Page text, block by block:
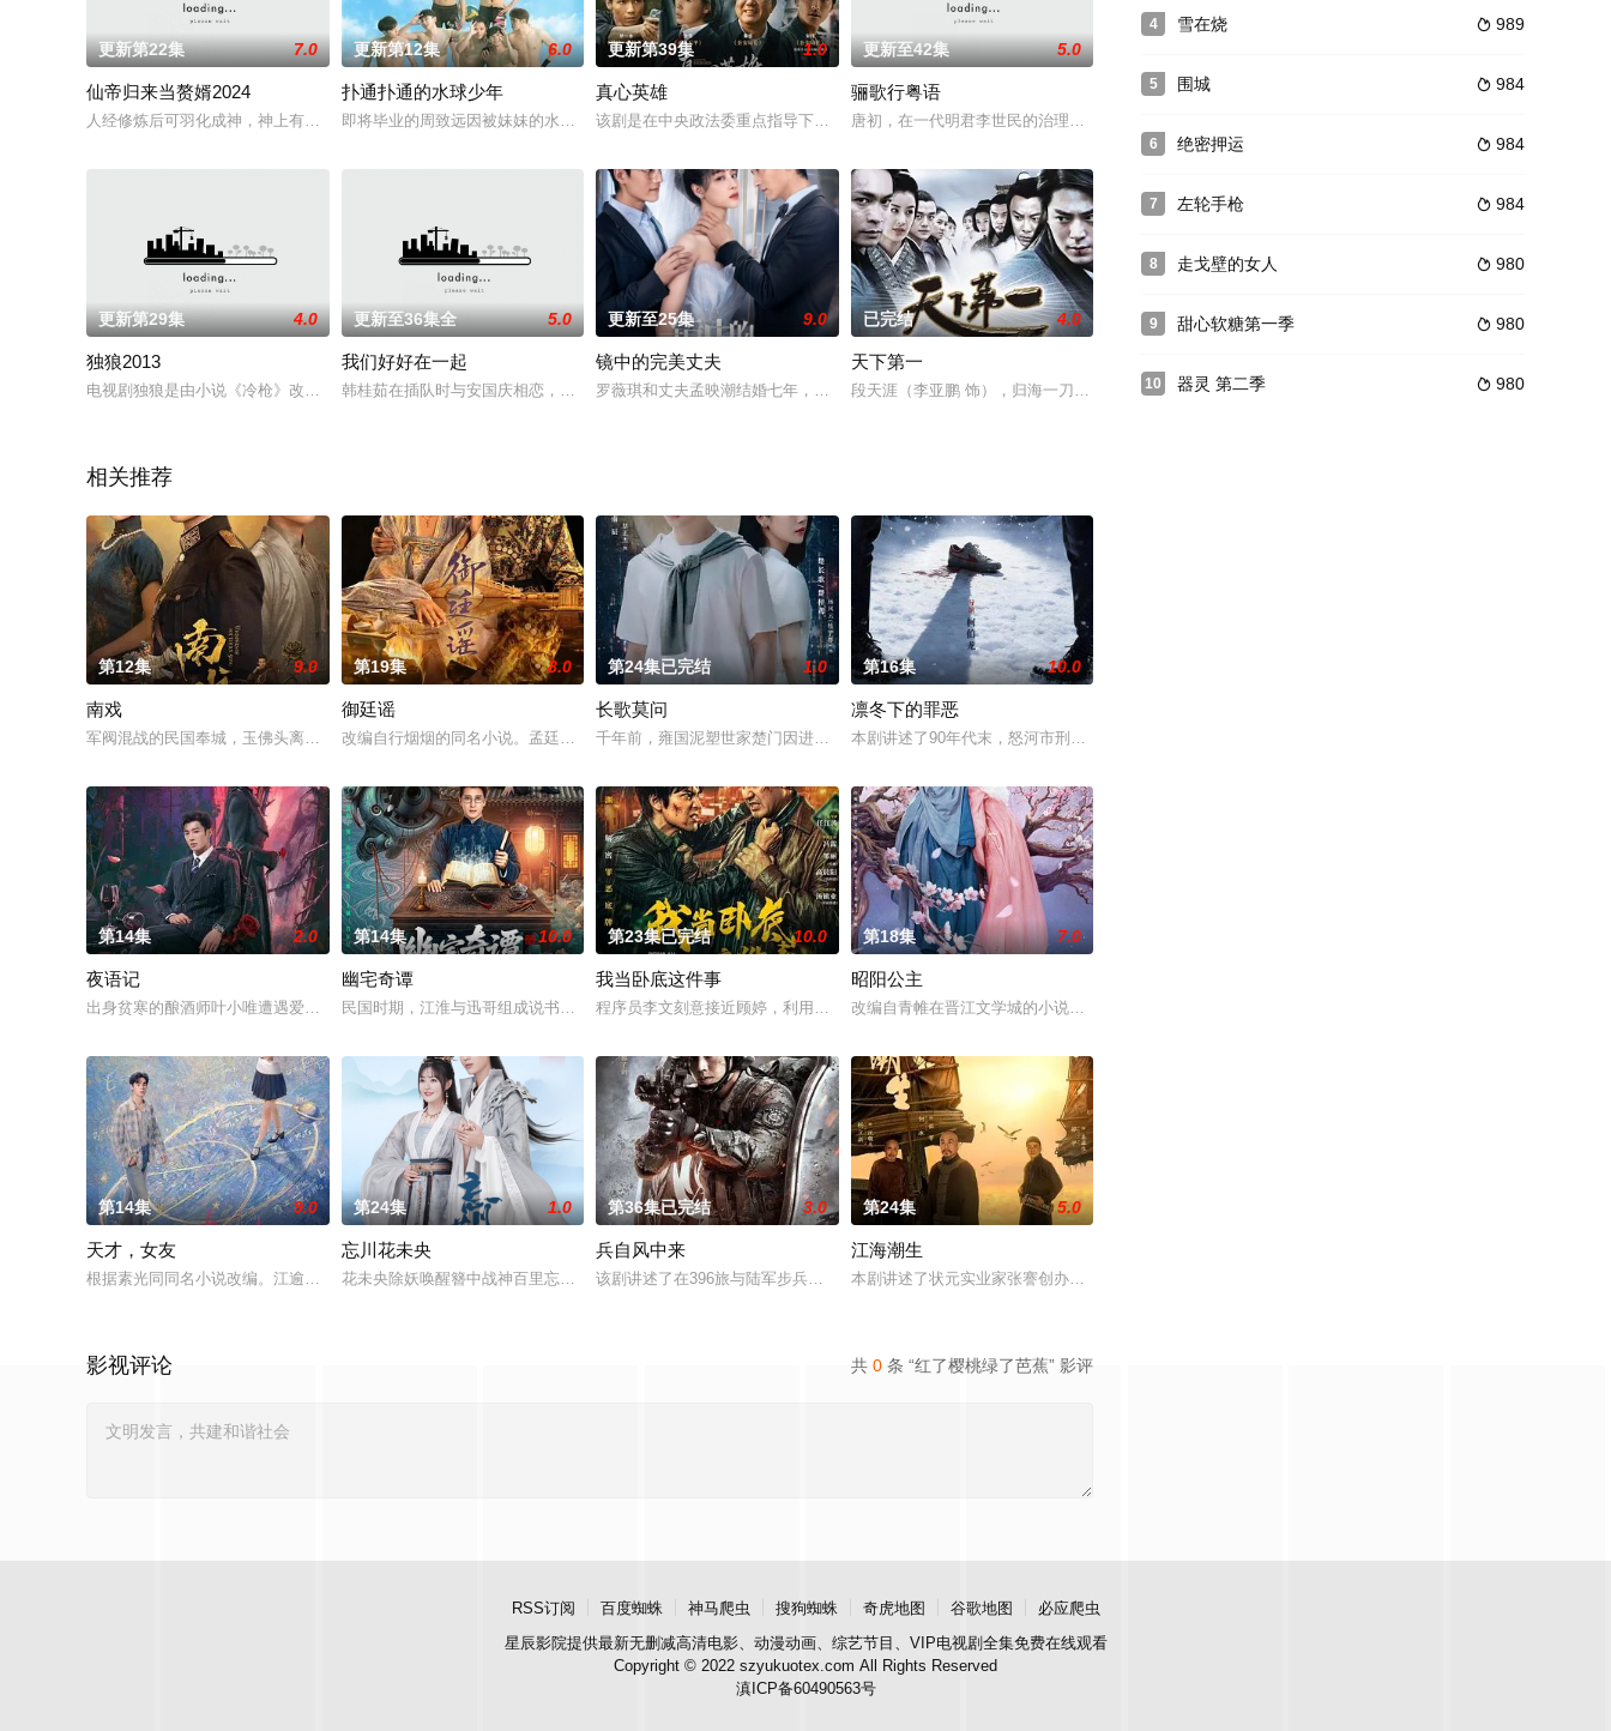
更新第22集 7.0
仙帝归来当赘婿2024
人经修炼后可羽化成神，神上有仙，仙上为帝，姜风苦修千年终飞升为九极仙帝。凡人破仙帝境后可撕开
更新第12集 6.0
扑通扑通的水球少年
即将毕业的周致远因被妹妹的水球教练凌颢儿激发了斗志，开始招兵买马重组水球队。他召集了原水球队
更新第39集 1.0
真心英雄
该剧是在中央政法委重点指导下， 以公安、 检察、法院、司法、国安五大政法单位中8组英雄人物为
更新至42集 5.0
骊歌行粤语
唐初，在一代明君李世民的治理下，国家逐渐从隋末的千疮百孔中恢复。国公之子程处默是长安城里有名
更新第29集 4.0
独狼2013
电视剧独狼是由小说《冷枪》改编而来，讲述的是南京陷落后至徐州会战前四十余天的时间内，在重重炮
更新至36集全 5.0
我们好好在一起
韩桂茹在插队时与安国庆相恋，后被其无情抛弃，从而跳河自杀。命是救回来了，但是终身不能再生育。
更新至25集 9.0
镜中的完美丈夫
罗薇琪和丈夫孟映潮结婚七年，感情走入瓶颈期，大吵一架后原本冷漠的丈夫突然像变了个人，简直堪称
已完结 4.0
天下第一
段天涯（李亚鹏 饰），归海一刀（霍建华 饰），上官海棠（叶璇 饰），成是非（郭晋安 饰）是护
相关推荐
第12集 9.0
南戏
军阀混战的民国奉城，玉佛头离奇失窃，戏班主横尸戏台，将冷血少帅许又安与昆曲名伶荣筱楠推向不死
第19集 8.0
御廷谣
改编自行烟烟的同名小说。孟廷辉，大平王朝有史以来个以女子进士科三元及第入翰林院的奇女子。十年
第24集已完结 1.0
长歌莫问
千年前，雍国泥塑世家楚门因进贡的“十二生肖”离奇流血炸裂，惨遭满门流放，楚父以死鸣冤。楚家大
第16集 10.0
凛冬下的罪恶
本剧讲述了90年代末，怒河市刑侦支队在无普及监控、无DNA鉴定技术的支持下，通过摸排、勘查等
第14集 2.0
夜语记
出身贫寒的酿酒师叶小唯遭遇爱人程桉、恩师林晚媚的双重背叛。她从恨意中涅槃重生，借私生女桑落的
第14集 10.0
幽宅奇谭
民国时期，江淮与迅哥组成说书班子，偶遇“白天人住屋，晚上鬼占房”的阴阳宅，江淮被掳走配“阴婚
第23集已完结 10.0
我当卧底这件事
程序员李文刻意接近顾婷，利用顾炎女儿奴的属性，请求老炮儿顾炎带自己用程序员身份卧底电诈集团以
第18集 7.0
昭阳公主
改编自青帷在晋江文学城的小说《平阳公主》。
第14集 9.0
天才，女友
根据素光同同名小说改编。江逾白长大以后，林知夏忽然对他说：“江逾白，我喜欢你，哲学和生物学意
第24集 1.0
忘川花未央
花未央除妖唤醒簪中战神百里忘川元神，二人共感相连，一同寻仙草修复肉身。未央动心，却不知自身是
第36集已完结 3.0
兵自风中来
该剧讲述了在396旅与陆军步兵学院联合举办的小型军事演习中，郭子剑因不满演习流于形式，假传指
第24集 5.0
江海潮生
本剧讲述了状元实业家张謇创办大生企业，实业报国的故事。甲午战争后，国家蒙羞，张謇虽高中状元，
共 0 条 “红了樱桃绿了芭蕉” 影评
影视评论
4  989
雪在烧
5  984
围城
6  984
绝密押运
7  984
左轮手枪
8  980
走戈壁的女人
9  980
甜心软糖第一季
10  980
器灵 第二季
RSS订阅 百度蜘蛛 神马爬虫 搜狗蜘蛛 奇虎地图 谷歌地图
必应爬虫
星辰影院提供最新无删减高清电影、动漫动画、综艺节目、VIP电视剧全集免费在线观看
Copyright © 2022 szyukuotex.com All Rights Reserved
滇ICP备60490563号